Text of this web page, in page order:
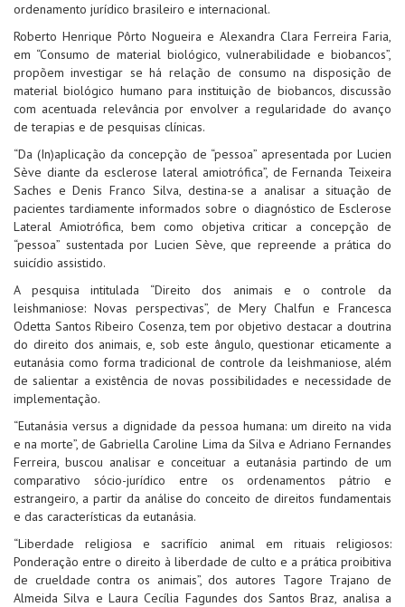
ordenamento jurídico brasileiro e internacional.
Roberto Henrique Pôrto Nogueira e Alexandra Clara Ferreira Faria,
em “Consumo de material biológico, vulnerabilidade e biobancos”,
propõem investigar se há relação de consumo na disposição de
material biológico humano para instituição de biobancos, discussão
com acentuada relevância por envolver a regularidade do avanço
de terapias e de pesquisas clínicas.
“Da (In)aplicação da concepção de “pessoa” apresentada por Lucien
Sève diante da esclerose lateral amiotrófica”, de Fernanda Teixeira
Saches e Denis Franco Silva, destina-se a analisar a situação de
pacientes tardiamente informados sobre o diagnóstico de Esclerose
Lateral Amiotrófica, bem como objetiva criticar a concepção de
“pessoa” sustentada por Lucien Sève, que repreende a prática do
suicídio assistido.
A pesquisa intitulada “Direito dos animais e o controle da
leishmaniose: Novas perspectivas”, de Mery Chalfun e Francesca
Odetta Santos Ribeiro Cosenza, tem por objetivo destacar a doutrina
do direito dos animais, e, sob este ângulo, questionar eticamente a
eutanásia como forma tradicional de controle da leishmaniose, além
de salientar a existência de novas possibilidades e necessidade de
implementação.
“Eutanásia versus a dignidade da pessoa humana: um direito na vida
e na morte”, de Gabriella Caroline Lima da Silva e Adriano Fernandes
Ferreira, buscou analisar e conceituar a eutanásia partindo de um
comparativo sócio-jurídico entre os ordenamentos pátrio e
estrangeiro, a partir da análise do conceito de direitos fundamentais
e das características da eutanásia.
“Liberdade religiosa e sacrifício animal em rituais religiosos:
Ponderação entre o direito à liberdade de culto e a prática proibitiva
de crueldade contra os animais”, dos autores Tagore Trajano de
Almeida Silva e Laura Cecília Fagundes dos Santos Braz, analisa a